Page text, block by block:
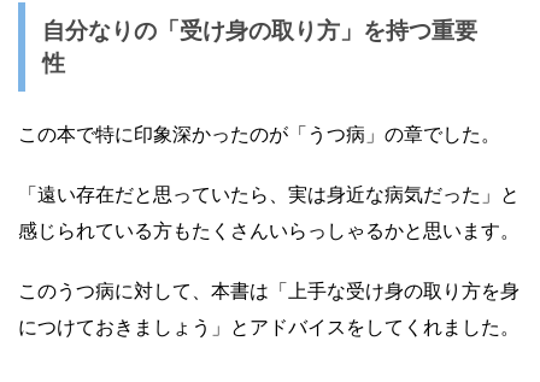
自分なりの「受け身の取り方」を持つ重要
性
この本で特に印象深かったのが「うつ病」の章でした。
「遠い存在だと思っていたら、実は身近な病気だった」と
感じられている方もたくさんいらっしゃるかと思います。
このうつ病に対して、本書は「上手な受け身の取り方を身
につけておきましょう」とアドバイスをしてくれました。